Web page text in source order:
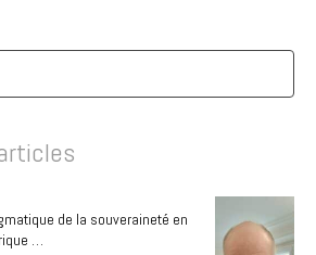
de la souveraineté en
…